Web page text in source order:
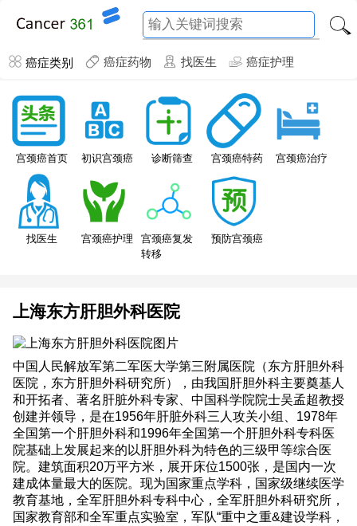
癌症类别 癌症药物 找医生 癌症护理
宫颈癌首页 初识宫颈癌 诊断筛查 宫颈癌特药 宫颈癌治疗
找医生 宫颈癌护理
宫颈癌复发
转移
预防宫颈癌
上海东方肝胆外科医院
中国人民解放军第二军医大学第三附属医院（东方肝胆外科
医院，东方肝胆外科研究所），由我国肝胆外科主要奠基人
和开拓者、著名肝脏外科专家、中国科学院院士吴孟超教授
创建并领导，是在1956年肝脏外科三人攻关小组、1978年
全国第一个肝胆外科和1996年全国第一个肝胆外科专科医
院基础上发展起来的以肝胆外科为特色的三级甲等综合医
院。建筑面积20万平方米，展开床位1500张，是国内一次
建成体量最大的医院。现为国家重点学科，国家级继续医学
教育基地，全军肝胆外科专科中心，全军肝胆外科研究所，
国家教育部和全军重点实验室，军队“重中之重&建设学科，